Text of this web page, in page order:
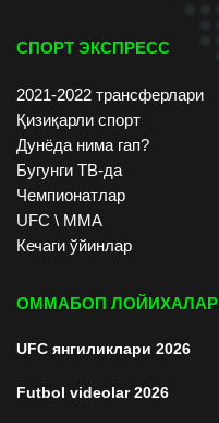
СПОРТ ЭКСПРЕСС
2021-2022 трансферлари
Қизиқарли спорт
Дунёда нима гап?
Бугунги ТВ-да
Чемпионатлар
UFC \ ММА
Кечаги ўйинлар
ОММАБОП ЛОЙИХАЛАР
UFC янгиликлари 2026
Futbol videolar 2026